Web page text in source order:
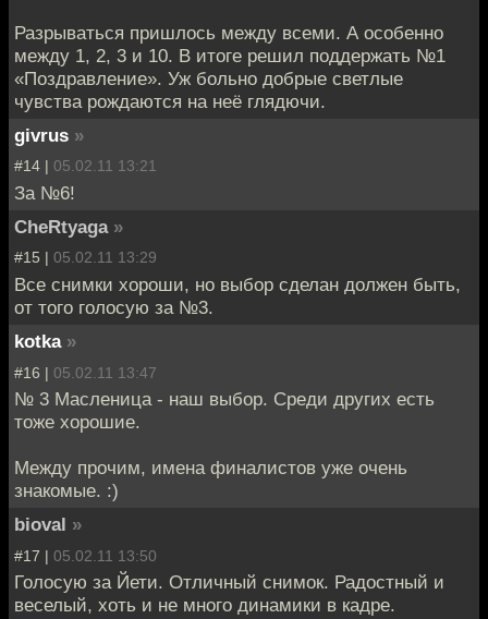
Разрываться пришлось между всеми. А особенно
между 1, 2, 3 и 10. В итоге решил поддержать №1
«Поздравление». Уж больно добрые светлые
чувства рождаются на неё глядючи.
givrus »
#14 | 05.02.11 13:21
За №6!
CheRtyaga »
#15 | 05.02.11 13:29
Все снимки хороши, но выбор сделан должен быть,
от того голосую за №3.
kotka »
#16 | 05.02.11 13:47
№ 3 Масленица - наш выбор. Среди других есть
тоже хорошие.
Между прочим, имена финалистов уже очень
знакомые. :)
bioval »
#17 | 05.02.11 13:50
Голосую за Йети. Отличный снимок. Радостный и
веселый, хоть и не много динамики в кадре.